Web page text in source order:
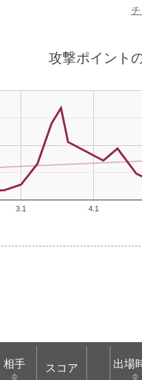
攻撃ポイント
3.1 4.1
相手 スコア 出場
相手